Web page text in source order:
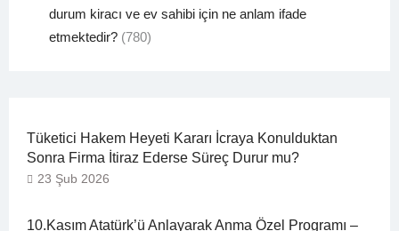
durum kiracı ve ev sahibi için ne anlam ifade
etmektedir? (780)
Tüketici Hakem Heyeti Kararı İcraya Konulduktan
Sonra Firma İtiraz Ederse Süreç Durur mu?
23 Şub 2026
10.Kasım Atatürk’ü Anlayarak Anma Özel Programı –